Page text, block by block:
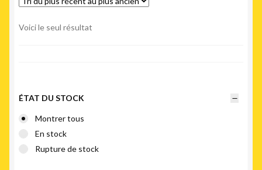
Voici le seul résultat
ÉTAT DU STOCK
Montrer tous
En stock
Rupture de stock